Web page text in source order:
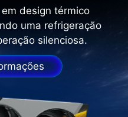
design térmico
uma refrigeração
silenciosa.